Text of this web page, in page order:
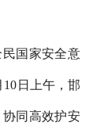
国家安全意
日上午，邯
同高效护安